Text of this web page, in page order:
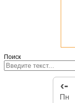
Поиск
‹-
Пн